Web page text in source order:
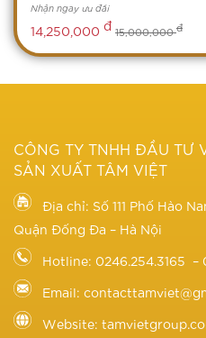
Nhận ngay ưu đãi
14,250,000 đ 15,000,000đ
CÔNG TY TNHH ĐẦU TƯ
SẢN XUẤT TÂM VIỆT
Địa chỉ: Số 111 Phố Hào
Quận Đống Đa – Hà Nội
Hotline: 0246.254.3165 –
Email:
Website: